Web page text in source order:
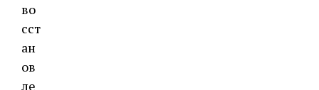
во
сст
ан
ов
ле